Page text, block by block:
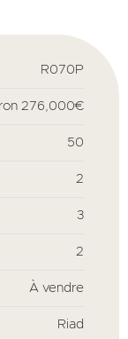
R070P
276,000€
50
2
3
2
À vendre
Riad